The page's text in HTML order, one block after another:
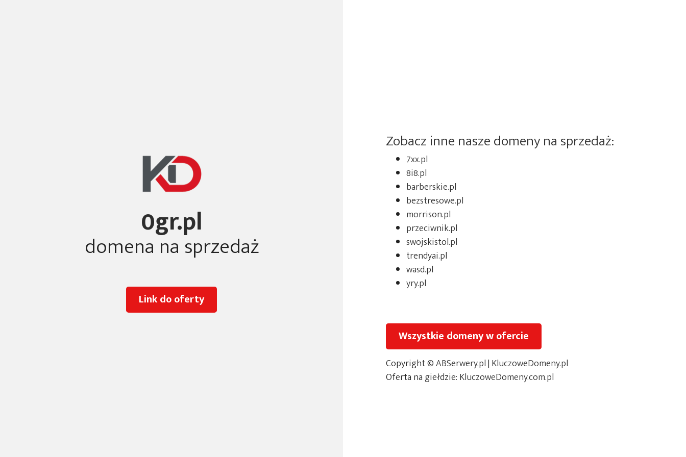
0gr.pl
domena na sprzedaż
Link do oferty
Zobacz inne nasze domeny na sprzedaż:
7xx.pl
8i8.pl
barberskie.pl
bezstresowe.pl
morrison.pl
przeciwnik.pl
swojskistol.pl
trendyai.pl
wasd.pl
yry.pl
Wszystkie domeny w ofercie
Copyright ©ABSerwery.pl| KluczoweDomeny.pl
Oferta na giełdzie: KluczoweDomeny.com.pl